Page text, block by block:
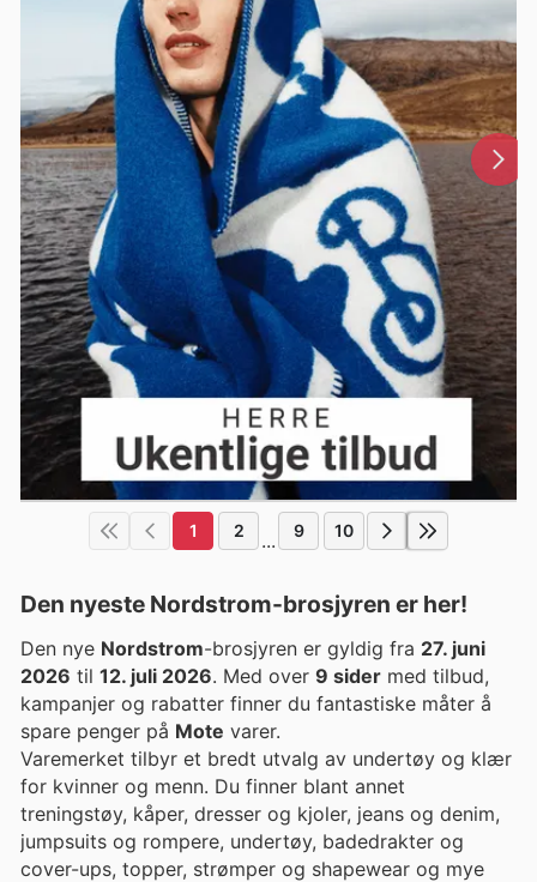
1 2 ... 9 10
Den nyeste Nordstrom-brosjyren er her!
Den nye Nordstrom-brosjyren er gyldig fra 27. juni
2026 til 12. juli 2026. Med over 9 sider med tilbud,
kampanjer og rabatter finner du fantastiske måter å
spare penger på Mote varer.
Varemerket tilbyr et bredt utvalg av undertøy og klær
for kvinner og menn. Du finner blant annet
treningstøy, kåper, dresser og kjoler, jeans og denim,
jumpsuits og rompere, undertøy, badedrakter og
cover-ups, topper, strømper og shapewear og mye